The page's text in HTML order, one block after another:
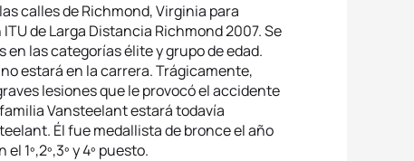
calles de Richmond, Virginia para
de Larga Distancia Richmond 2007. Se
las categorías élite y grupo de edad.
estará en la carrera. Trágicamente,
lesiones que le provocó el accidente
Vansteelant estará todavía
Él fue medallista de bronce el año
1º,2º,3º y 4º puesto.